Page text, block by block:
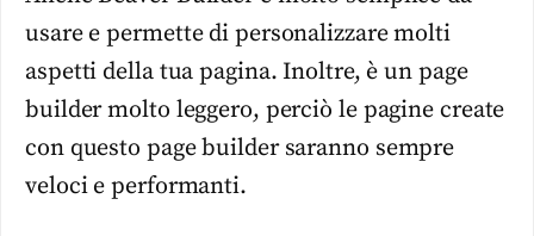
usare e permette di personalizzare molti
aspetti della tua pagina. Inoltre, è un page
builder molto leggero, perciò le pagine create
con questo page builder saranno sempre
veloci e performanti.